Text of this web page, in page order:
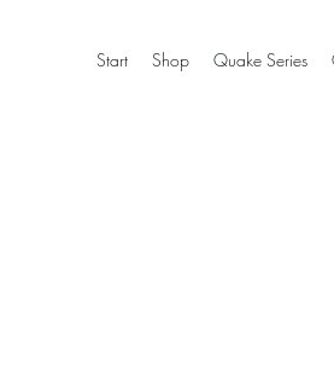
Start Shop Quake Series